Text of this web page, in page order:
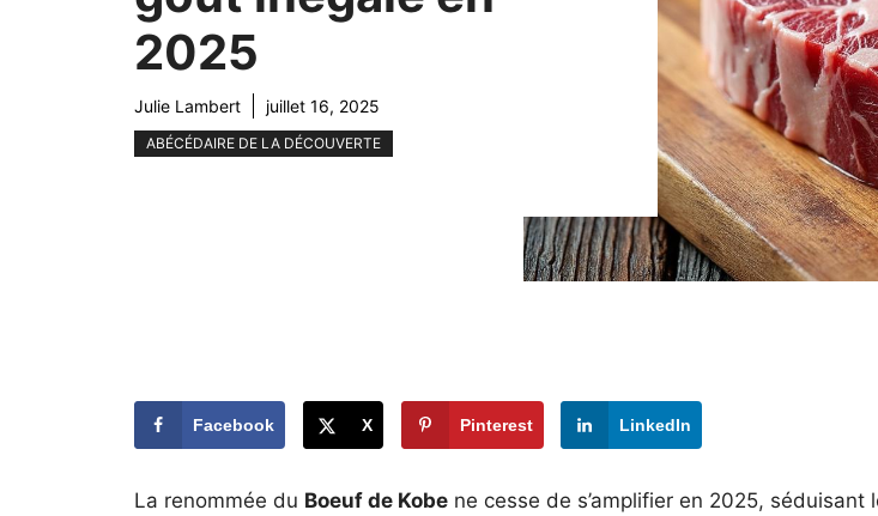
2025
Julie Lambert juillet 16, 2025
ABÉCÉDAIRE DE LA DÉCOUVERTE
Facebook X Pinterest LinkedIn
La renommée du Boeuf de Kobe ne cesse de s’amplifier en 2025, séduisant